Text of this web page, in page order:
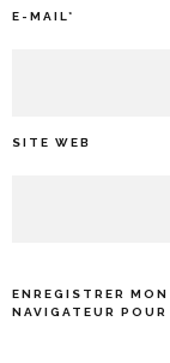
E-MAIL*
SITE WEB
ENREGISTRER
NAVIGATEUR